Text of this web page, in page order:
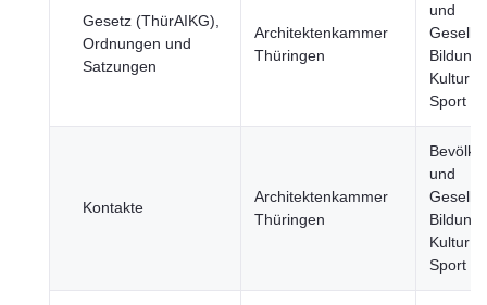
Gesetz (ThürAIKG),
Ordnungen und
Satzungen
Architektenkammer
Thüringen
und
Bildung,
Kultur
Sport
Kontakte
Architektenkammer
Thüringen
und
Bildung,
Kultur
Sport